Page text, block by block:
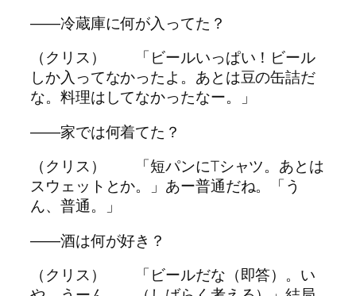
――冷蔵庫に何が入ってた？
（クリス） 「ビールいっぱい！ビール
しか入ってなかったよ。あとは豆の缶詰だ
な。料理はしてなかったなー。」
――家では何着てた？
（クリス） 「短パンにTシャツ。あとは
スウェットとか。」あー普通だね。「う
ん、普通。」
――酒は何が好き？
（クリス） 「ビールだな（即答）。い